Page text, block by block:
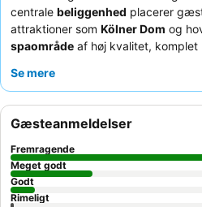
centrale beliggenhed placerer
attraktioner som Kölner Dom og
spaområde af høj kvalitet, komplet
efter en dag med udforskning eller
byder på et bredt udvalg af friske
et mere roligt ophold bør gæster
værelse, der vender ud mod den
Se mere
Gæsteanmeldelser
Fremragende
Meget godt
Godt
Rimeligt